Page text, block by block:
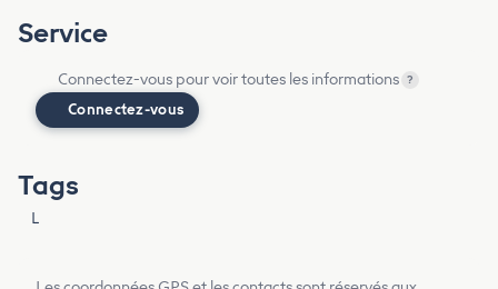
Service
Connectez-vous pour voir toutes les informations ?
Connectez-vous
Tags
L